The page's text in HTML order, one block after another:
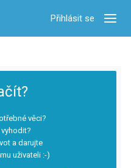
Přihlásit se
věci?
a darujte
uživateli :-)